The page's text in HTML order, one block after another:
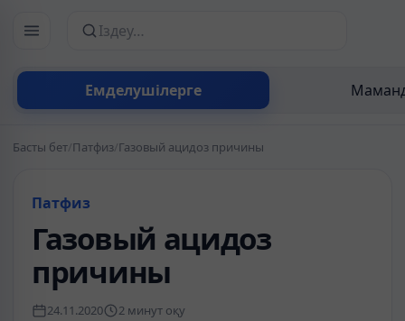
Емделушілерге
Сайттан іздеу
Басты бет/Патфиз/Газовый ацидоз причины
Патфиз
Газовый ацидоз
причины
24.11.2020 2 минут оқу